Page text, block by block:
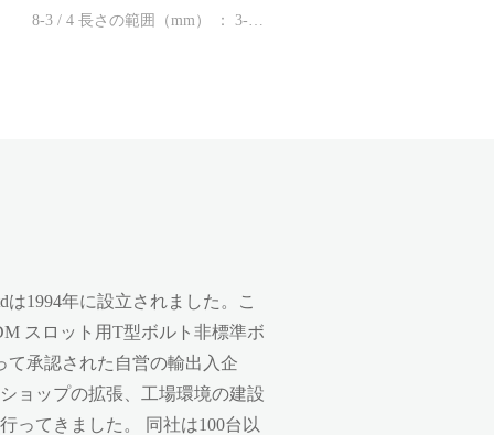
8-3 / 4 長さの範囲（mm） ： 3-
は1994年に設立されました。こ
スロット用T型ボルト非標準ボ
て承認された自営の輸出入企
ョップの拡張、工場環境の建設
ってきました。 同社は100台以